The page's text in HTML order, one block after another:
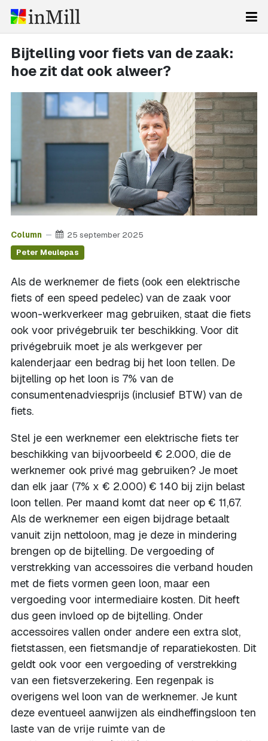
Bijtelling voor fiets van de zaak:
hoe zit dat ook alweer?
Column 25 september 2025
Peter Meulepas
Als de werknemer de fiets (ook een elektrische
fiets of een speed pedelec) van de zaak voor
woon-werkverkeer mag gebruiken, staat die fiets
ook voor privégebruik ter beschikking. Voor dit
privégebruik moet je als werkgever per
kalenderjaar een bedrag bij het loon tellen. De
bijtelling op het loon is 7% van de
consumentenadviesprijs (inclusief BTW) van de
fiets.
Stel je een werknemer een elektrische fiets ter
beschikking van bijvoorbeeld € 2.000, die de
werknemer ook privé mag gebruiken? Je moet
dan elk jaar (7% x € 2.000) € 140 bij zijn belast
loon tellen. Per maand komt dat neer op € 11,67.
Als de werknemer een eigen bijdrage betaalt
vanuit zijn nettoloon, mag je deze in mindering
brengen op de bijtelling. De vergoeding of
verstrekking van accessoires die verband houden
met de fiets vormen geen loon, maar een
vergoeding voor intermediaire kosten. Dit heeft
dus geen invloed op de bijtelling. Onder
accessoires vallen onder andere een extra slot,
fietstassen, een fietsmandje of reparatiekosten. Dit
geldt ook voor een vergoeding of verstrekking
van een fietsverzekering. Een regenpak is
overigens wel loon van de werknemer. Je kunt
deze eventueel aanwijzen als eindheffingsloon ten
laste van de vrije ruimte van de